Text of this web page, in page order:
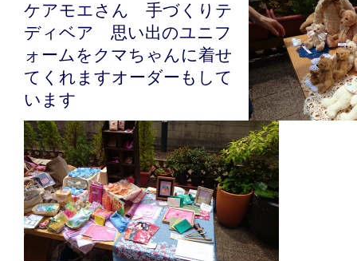
ケアモエさん 手づくりテ
ディベア 思い出のユニフ
ォームをクマちゃんに着せ
てくれますオーダーもして
います